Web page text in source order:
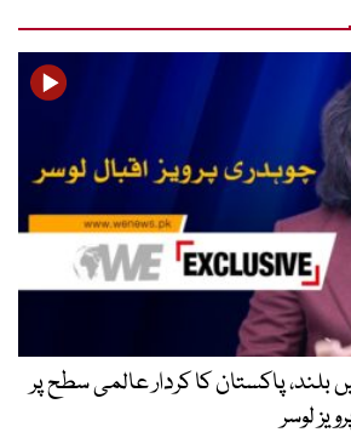
بلند، پاکستان کا کردار عالمی سطح پر
لوسر